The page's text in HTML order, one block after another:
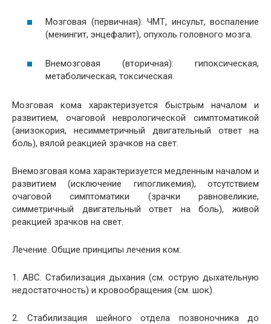
Мозговая (первичная): ЧМТ, инсульт, воспаление
(менингит, энцефалит), опухоль головного мозга.
Внемозговая (вторичная): гипоксическая,
метаболическая, токсическая.
Мозговая кома характеризуется быстрым началом и
развитием, очаговой неврологической симптоматикой
(анизокория, несимметричный двигательный ответ на
боль), вялой реакцией зрачков на свет.
Внемозговая кома характеризуется медленным началом и
развитием (исключение гипогликемия), отсутствием
очаговой симптоматики (зрачки равновеликие,
симметричный двигательный ответ на боль), живой
реакцией зрачков на свет.
Лечение. Общие принципы лечения ком:
1. АВС. Стабилизация дыхания (см. острую дыхательную
недостаточность) и кровообращения (см. шок).
2. Стабилизация шейного отдела позвоночника до